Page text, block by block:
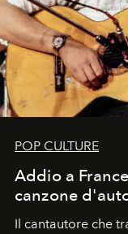
POP CULTURE
Addio a
canzone
Il cantautore che